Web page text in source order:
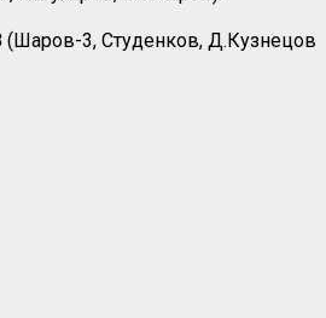
(Шаров-3, Студенков, Д.Кузнецов